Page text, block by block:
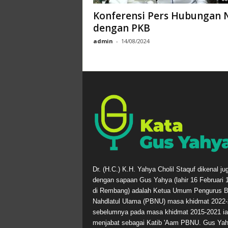
Konferensi Pers Hubungan
dengan PKB
admin - 14/08/2024
Dr. (H.C.) K.H. Yahya Cholil Staquf dikenal
dengan sapaan Gus Yahya (lahir 16 Februari
di Rembang) adalah Ketua Umum Pengurus
Nahdlatul Ulama (PBNU) masa khidmat 2022-
sebelumnya pada masa khidmat 2015-2021 ia
menjabat sebagai Katib 'Aam PBNU. Gus